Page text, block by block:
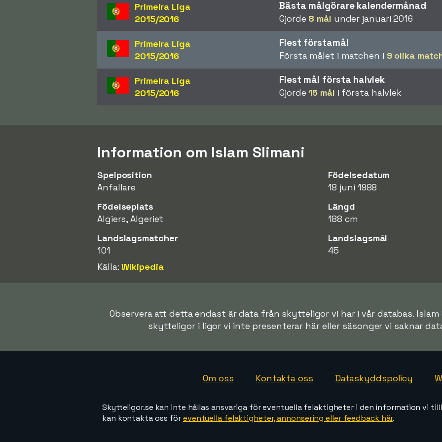
Primeira Liga
2015/2016
Bästa målgörare kalendermånad
Gjorde 8 mål under januari 2016
Primeira Liga
2015/2016
Flest förstamål
Första målet i matchen i 9 olika
Primeira Liga
2015/2016
Flest mål första halvlek
Gjorde15 mål i första halvlek
Information om Islam Slimani
Spelposition
Anfallare
Födelsedatum
18 juni 1988
Födelseplats
Algiers, Algeriet
Längd
188 cm
Landslagsmatcher
101
Landslagsmål
45
Källa:Wikipedia
Observera att detta endast är data från skytteligor vi har i vår databas. Islam
skytteligor i ligor vi inte presenterar här eller säsonger vi saknar
Om oss Kontakta oss Dataskyddspolicy
Skytteligor.se kan inte hållas ansvariga för eventuella felaktigheter i den information vi
kan kontakta oss föreventuella felaktigheter, annonsering eller feedback här.